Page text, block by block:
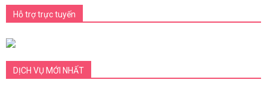
Hỗ trợ trực tuyến
DỊCH VỤ MỚI NHẤT